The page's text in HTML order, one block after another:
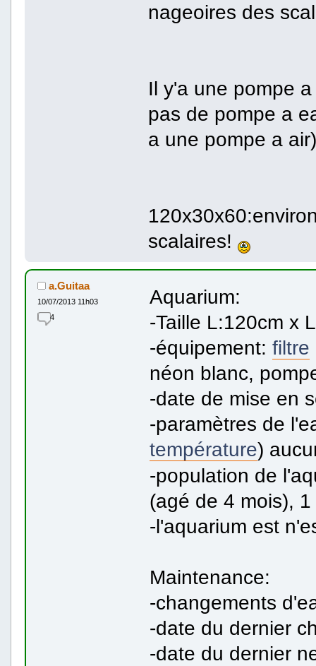
nageoires des
Il y'a une pompe
pas de pompe a
a une pompe a
scalaires!
a.Guitaa
10/07/2013 11h03
4
Aquarium:
-Taille L:120cm x
-équipement: filtre
néon blanc,
-date de mise en
-paramètres de
température)
-population de
(agé de 4 mois), 1
-l'aquarium est
Maintenance:
-changements
-date du dernier
-date du dernier